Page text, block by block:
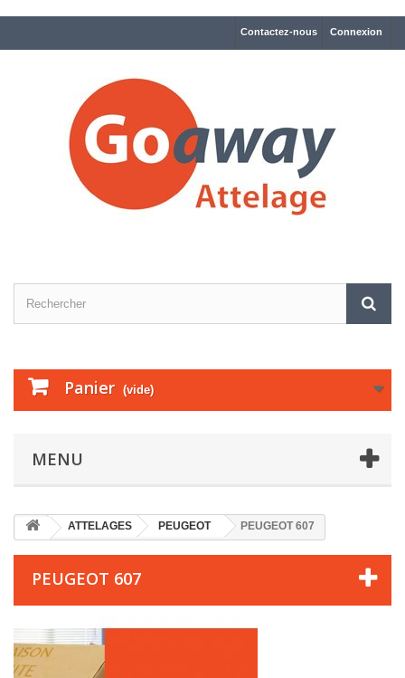
Connexion
Contactez-nous
Panier (vide)
MENU
ATTELAGES PEUGEOT PEUGEOT 607
PEUGEOT 607